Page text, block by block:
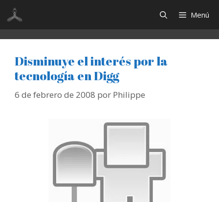
Saltar
contenido
Menú
Disminuye el interés por la
tecnología en Digg
6 de febrero de 2008 por Philippe